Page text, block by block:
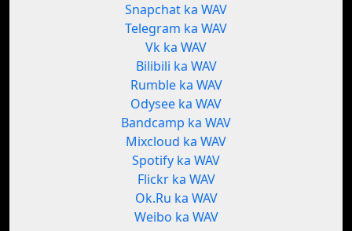
Snapchat ka WAV
Telegram ka WAV
Vk ka WAV
Bilibili ka WAV
Rumble ka WAV
Odysee ka WAV
Bandcamp ka WAV
Mixcloud ka WAV
Spotify ka WAV
Flickr ka WAV
Ok.Ru ka WAV
Weibo ka WAV